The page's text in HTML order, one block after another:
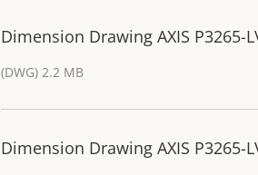
Dimension Drawing AXIS P3265-
(DWG) 2.2 MB
Dimension Drawing AXIS P3265-